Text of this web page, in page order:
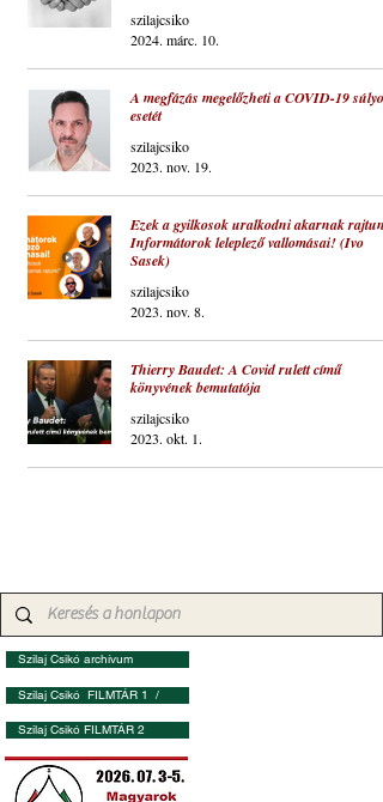
szilajcsiko
2024. márc. 10.
A megfázás megelőzheti a COVID-19 súlyos
esetét
szilajcsiko
2023. nov. 19.
Ezek a gyilkosok uralkodni akarnak
Informátorok leleplező vallomásai! (Ivo
Sasek)
szilajcsiko
2023. nov. 8.
Thierry Baudet: A Covid rulett című
könyvének bemutatója
szilajcsiko
2023. okt. 1.
Szilaj Csikó archívum
Szilaj Csikó FILMTÁR 1 /
Szilaj Csikó FILMTÁR 2